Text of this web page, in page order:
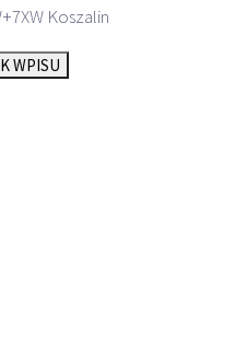
Koszalin
WPISU